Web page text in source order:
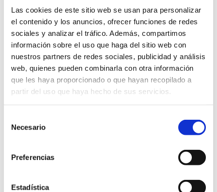
Las cookies de este sitio web se usan para personalizar
el contenido y los anuncios, ofrecer funciones de redes
sociales y analizar el tráfico. Además, compartimos
información sobre el uso que haga del sitio web con
nuestros partners de redes sociales, publicidad y análisis
web, quienes pueden combinarla con otra información
que les haya proporcionado o que hayan recopilado a
partir del uso que haya hecho de sus servicios.
Necesario
Preferencias
Estadística